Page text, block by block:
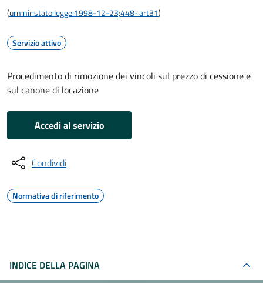
(urn:nir:stato:legge:1998-12-23;448~art31)
Servizio attivo
Procedimento di rimozione dei vincoli sul prezzo di cessione e
sul canone di locazione
Accedi al servizio
Condividi
Normativa di riferimento
INDICE DELLA PAGINA